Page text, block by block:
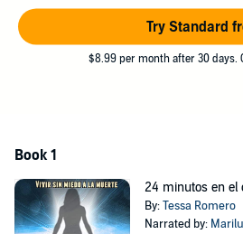
ayudar a las personas a no temer esta
morir en paz, con dignidad, sabiendo
a una vida nueva.
Try Standard
$8.99 per month after 30 days.
Book 1
24 minutos en el
By:Tessa Romero
Narrated by: